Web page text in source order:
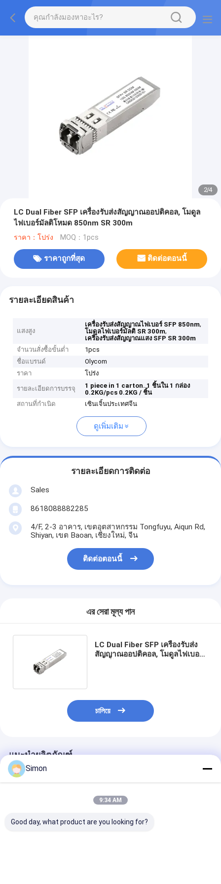
2/4
LC Dual Fiber SFP เครื่องรับส่งสัญญาณออปติคอล, โมดูล
ไฟเบอร์มัลติโหมด 850nm SR 300m
ราคา：โปร่ง MOQ：1pcs
ราคาถูกที่สุด ติดต่อตอนนี้
รายละเอียดสินค้า
แสงสูง
เครื่องรับส่งสัญญาณไฟเบอร์ SFP 850nm,
โมดูลไฟเบอร์มัลติ SR 300m,
เครื่องรับส่งสัญญาณแสง SFP SR 300m
จำนวนสั่งซื้อขั้นต่ำ
1pcs
ชื่อแบรนด์
Olycom
ราคา
โปร่ง
รายละเอียดการบรรจุ 1 piece in 1 carton. 1 ชิ้นใน 1 กล่อง
0.2KG/pcs 0.2KG / ชิ้น
สถานที่กำเนิด
เซินเจิ้นประเทศจีน
ดูเพิ่มเติม
รายละเอียดการติดต่อ
Sales
8618088882285
4/F, 2-3 อาคาร, เขตอุตสาหกรรม Tongfuyu, Aiqun Rd,
Shiyan, เขต Baoan, เชียงใหม่, จีน
ติดต่อตอนนี้
এর সেরা মূল্য পান
LC Dual Fiber SFP เครื่องรับส่ง
สัญญาณออปติคอล, โมดูลไฟเบอร์
চালিয়ে
แนะนำผลิตภัณฑ์
Simon
9:34 AM
Good day, what product are you looking for?